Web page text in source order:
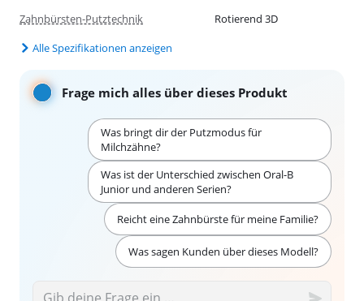
Zahnbürsten-Putztechnik
Rotierend 3D
Alle Spezifikationen anzeigen
Frage mich alles über dieses Produkt
Was bringt dir der Putzmodus für
Milchzähne?
Was ist der Unterschied zwischen Oral-B
Junior und anderen Serien?
Reicht eine Zahnbürste für meine Familie?
Was sagen Kunden über dieses Modell?